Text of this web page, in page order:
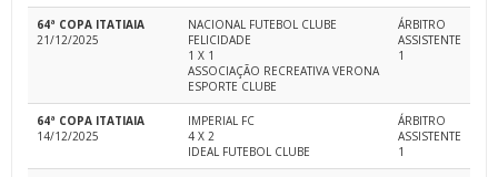
64ª COPA ITATIAIA
21/12/2025
NACIONAL FUTEBOL CLUBE
FELICIDADE
1 X 1
ASSOCIAÇÃO RECREATIVA VERONA
ESPORTE CLUBE
ÁRBITRO
ASSISTENTE
1
64ª COPA ITATIAIA
14/12/2025
IMPERIAL FC
4 X 2
IDEAL FUTEBOL CLUBE
ÁRBITRO
ASSISTENTE
1